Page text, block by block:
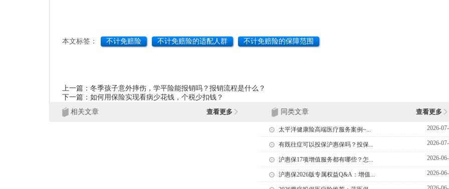
本文标签： 不计免赔险 不计免赔险的适配人群 不计免赔险的保障范围
上一篇：冬季孩子意外摔伤，学平险能报销吗？报销流程是什么？
下一篇：如何用保险实现看病少花钱，个税少扣钱？
相关文章
查看更多 同类文章 查看更多
太平洋健康险高端医疗服务案例~... 2026-
有既往症可以投保沪惠保吗？投保... 2026-
沪惠保17项增值服务都有哪些？怎... 2026-
沪惠保2026版专属权益Q&A：增值... 2026-